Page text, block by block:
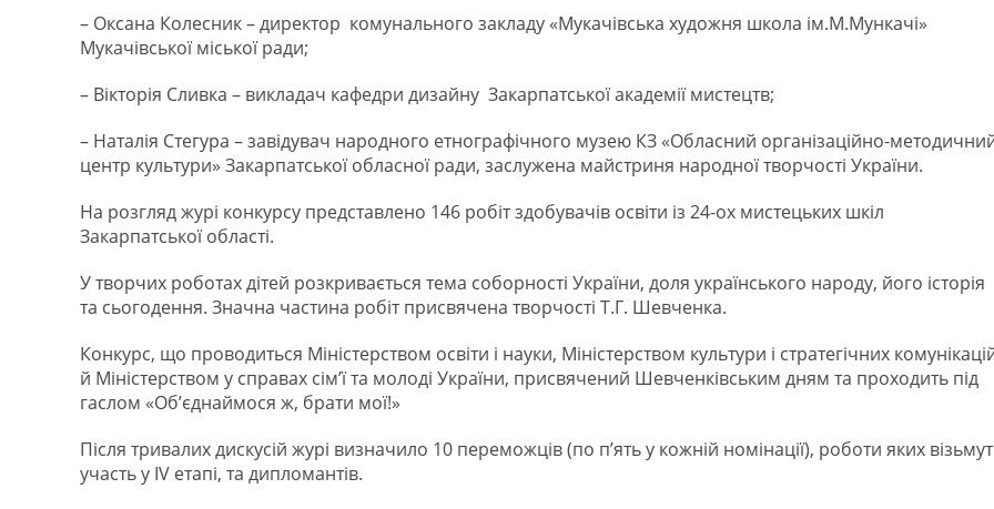
– Оксана Колесник – директор комунального закладу «Мукачівська художня школа ім.М.Мункачі»
Мукачівської міської ради;
– Вікторія Сливка – викладач кафедри дизайну Закарпатської академії мистецтв;
– Наталія Стегура – завідувач народного етнографічного музею КЗ «Обласний організаційно-
центр культури» Закарпатської обласної ради, заслужена майстриня народної творчості України.
На розгляд журі конкурсу представлено 146 робіт здобувачів освіти із 24-ох мистецьких шкіл
Закарпатської області.
У творчих роботах дітей розкривається тема соборності України, доля українського народу, його історія
та сьогодення. Значна частина робіт присвячена творчості Т.Г. Шевченка.
Конкурс, що проводиться Міністерством освіти і науки, Міністерством культури і стратегічних
й Міністерством у справах сім’ї та молоді України, присвячений Шевченківським дням та проходить під
гаслом «Об’єднаймося ж, брати мої!»
Після тривалих дискусій журі визначило 10 переможців (по п’ять у кожній номінації), роботи яких
участь у ІV етапі, та дипломантів.